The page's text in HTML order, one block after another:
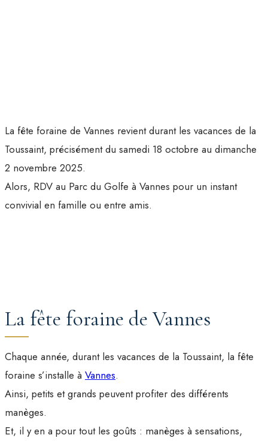
La fête foraine de Vannes revient durant les vacances de la
Toussaint, précisément du samedi 18 octobre au dimanche
2 novembre 2025.
Alors, RDV au Parc du Golfe à Vannes pour un instant
convivial en famille ou entre amis.
La fête foraine de Vannes
Chaque année, durant les vacances de la Toussaint, la fête
foraine s’installe à Vannes.
Ainsi, petits et grands peuvent profiter des différents
manèges.
Et, il y en a pour tout les goûts : manèges à sensations,